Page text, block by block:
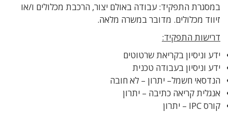
במסגרת התפקיד: עבודה באולם יצור, הרכבת מכלולים ו/או
זיווד מכלולים. מדובר במשרה מלאה.
דרישות התפקיד:
ידע וניסיון בקריאת שרטוטים
ידע וניסיון בעבודה טכנית
הנדסאי חשמל– יתרון – לא חובה
אנגלית קריאה כתיבה – יתרון
קורס IPC – יתרון